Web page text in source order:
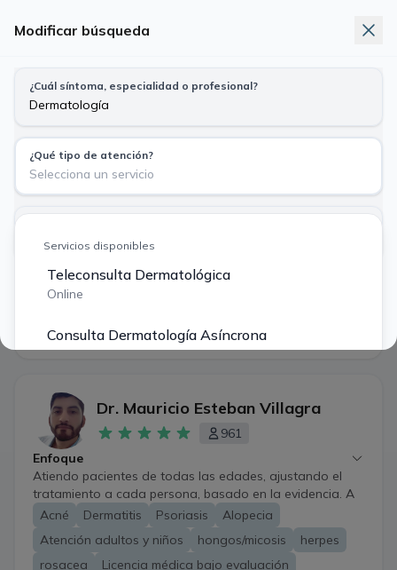
Busca síntoma, especialidad o profesional
Dermatología · Teleconsulta Dermatológica
Modificar búsqueda
¿Cuál síntoma, especialidad o profesional?
¿Qué tipo de atención?
Selecciona un servicio
Particular o Isapre $ 40.000
Servicios disponibles
Teleconsulta Dermatológica
Online
Consulta Dermatología Asíncrona
Asíncrono
Particular
$ 40.000
8 9
Primera hora disponible
Dr. Mauricio Esteban Villagra
961
Enfoque
Atiendo pacientes de todas las edades, ajustando el
tratamiento a cada persona, basado en la evidencia. A
pesar de las limitaciones propias de la atención a
distancia, es posible evaluar, educar, tratar y hacer
seguimiento de enfermedades de la piel, uñas y cabello,
e infecciones de transmisión sexual. Además, se puede
Acné Dermatitis Psoriasis
Alopecia
Atención adultos y niños
hongos/micosis
herpes
rosacea
Licencia médica bajo evaluación